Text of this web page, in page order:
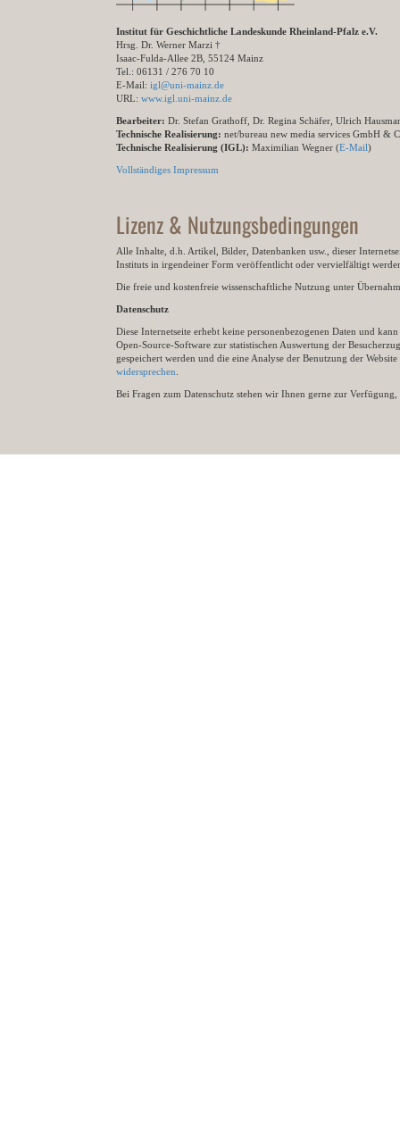
Institut für Geschichtliche Landeskunde Rheinland-Pfalz e.V.
Hrsg. Dr. Werner Marzi †
Isaac-Fulda-Allee 2B, 55124 Mainz
Tel.: 06131 / 276 70 10
E-Mail: igl@uni-mainz.de
URL: www.igl.uni-mainz.de
Bearbeiter: Dr. Stefan Grathoff, Dr. Regina Schäfer, Ulrich
Technische Realisierung: net/bureau new media services GmbH &
Technische Realisierung (IGL): Maximilian Wegner (E-Mail)
Vollständiges Impressum
Lizenz & Nutzungsbedingungen
Alle Inhalte, d.h. Artikel, Bilder, Datenbanken usw., dieser
Instituts in irgendeiner Form veröffentlicht oder vervielfältigt
Die freie und kostenfreie wissenschaftliche Nutzung unter
Datenschutz
Diese Internetseite erhebt keine personenbezogenen Daten und
Open-Source-Software zur statistischen Auswertung der
gespeichert werden und die eine Analyse der Benutzung der
widersprechen
Bei Fragen zum Datenschutz stehen wir Ihnen gerne zur